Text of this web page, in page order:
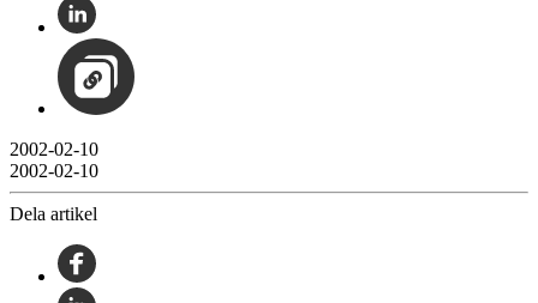
2002-02-10
2002-02-10
Dela artikel